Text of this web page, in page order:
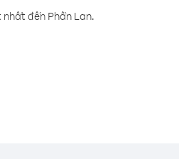
đến Phần Lan.